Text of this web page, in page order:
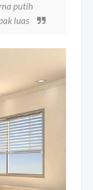
putih
luas